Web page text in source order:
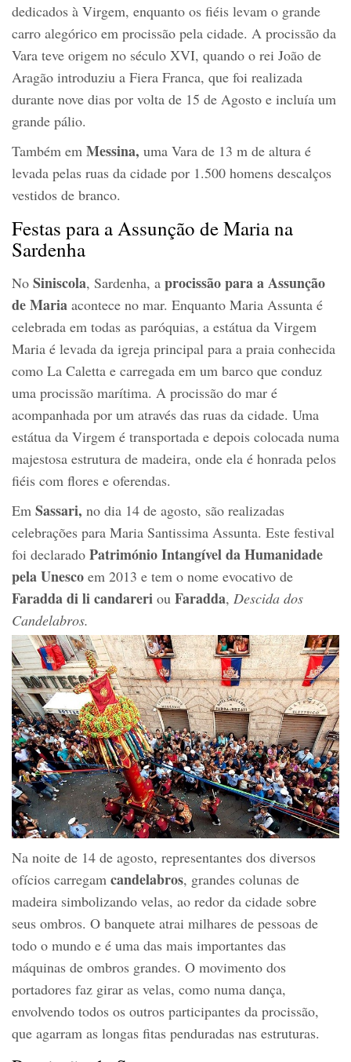
dedicados à Virgem, enquanto os fiéis levam o grande
carro alegórico em procissão pela cidade. A procissão da
Vara teve origem no século XVI, quando o rei João de
Aragão introduziu a Fiera Franca, que foi realizada
durante nove dias por volta de 15 de Agosto e incluía um
grande pálio.
Também em Messina, uma Vara de 13 m de altura é
levada pelas ruas da cidade por 1.500 homens descalços
vestidos de branco.
Festas para a Assunção de Maria na
Sardenha
No Siniscola, Sardenha, a procissão para a Assunção
de Maria acontece no mar. Enquanto Maria Assunta é
celebrada em todas as paróquias, a estátua da Virgem
Maria é levada da igreja principal para a praia conhecida
como La Caletta e carregada em um barco que conduz
uma procissão marítima. A procissão do mar é
acompanhada por um através das ruas da cidade. Uma
estátua da Virgem é transportada e depois colocada numa
majestosa estrutura de madeira, onde ela é honrada pelos
fiéis com flores e oferendas.
Em Sassari, no dia 14 de agosto, são realizadas
celebrações para Maria Santissima Assunta. Este festival
foi declarado Património Intangível da Humanidade
pela Unesco em 2013 e tem o nome evocativo de
Faradda di li candareri ou Faradda, Descida dos
Candelabros.
Na noite de 14 de agosto, representantes dos diversos
ofícios carregam candelabros, grandes colunas de
madeira simbolizando velas, ao redor da cidade sobre
seus ombros. O banquete atrai milhares de pessoas de
todo o mundo e é uma das mais importantes das
máquinas de ombros grandes. O movimento dos
portadores faz girar as velas, como numa dança,
envolvendo todos os outros participantes da procissão,
que agarram as longas fitas penduradas nas estruturas.